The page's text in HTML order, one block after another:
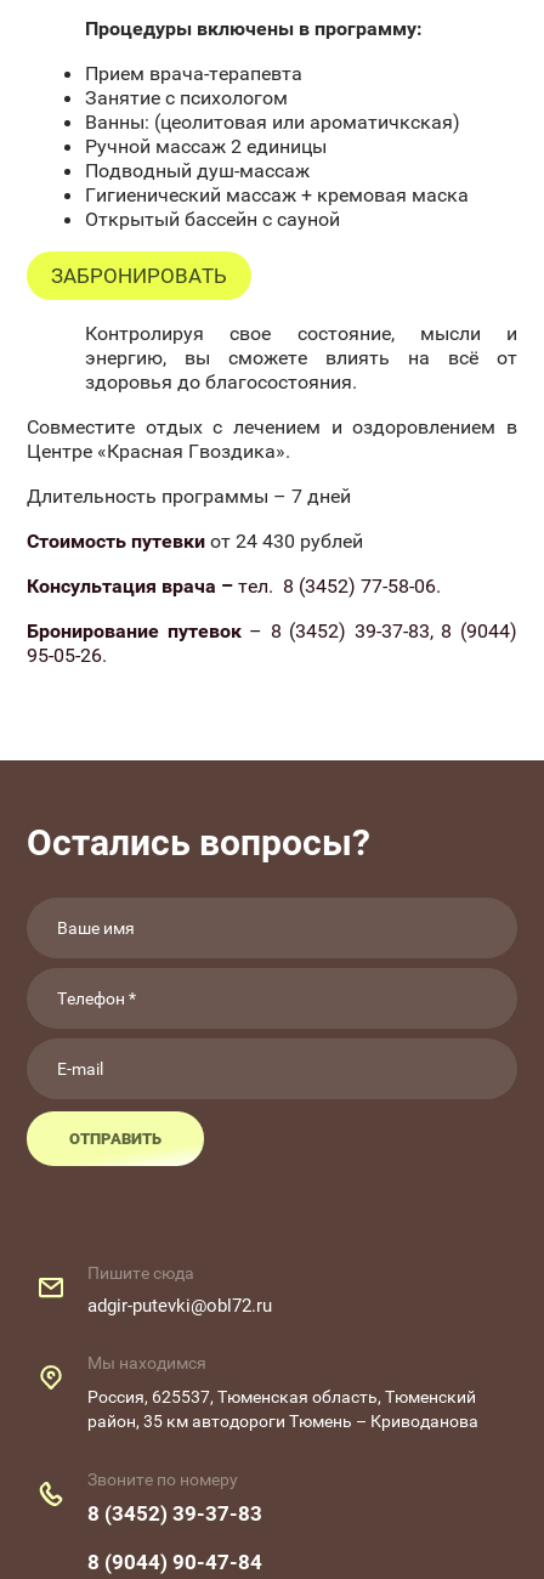
Процедуры включены в программу:
Прием врача-терапевта
Занятие с психологом
Ванны: (цеолитовая или ароматичкская)
Ручной массаж 2 единицы
Подводный душ-массаж
Гигиенический массаж + кремовая маска
Открытый бассейн с сауной
ЗАБРОНИРОВАТЬ
Контролируя свое состояние, мысли и
энергию, вы сможете влиять на всё от
здоровья до благосостояния.
Совместите отдых с лечением и оздоровлением в
Центре «Красная Гвоздика».
Длительность программы – 7 дней
Стоимость путевки от 24 430 рублей
Консультация врача –тел. 8 (3452) 77-58-06.
Бронирование путевок– 8 (3452) 39-37-83, 8 (9044)
95-05-26.
Остались вопросы?
ОТПРАВИТЬ
Звоните по номеру
8 (3452) 39-37-83
8 (9044) 90-47-84
Мы находимся
Россия, 625537, Тюменская область, Тюменский
район, 35 км автодороги Тюмень – Криводанова
Пишите сюда
adgir-putevki@obl72.ru